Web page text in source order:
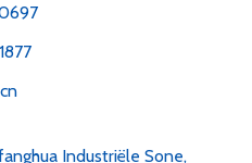
Industriële Sone,